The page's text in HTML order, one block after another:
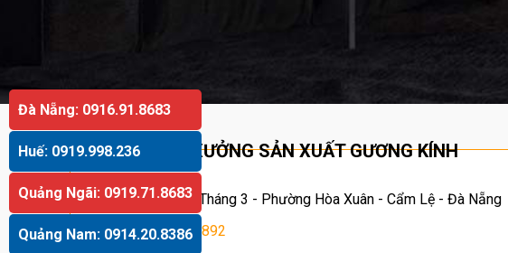
XƯỞNG SẢN XUẤT GƯƠNG KÍNH
Số 110 Đường 29 Tháng 3 - Phường Hòa Xuân - Cẩm Lệ - Đà Nẵng
Hotline: 0916.389.892
Đà Nẵng: 0916.91.8683
Huế: 0919.998.236
Quảng Ngãi: 0919.71.8683
Quảng Nam: 0914.20.8386